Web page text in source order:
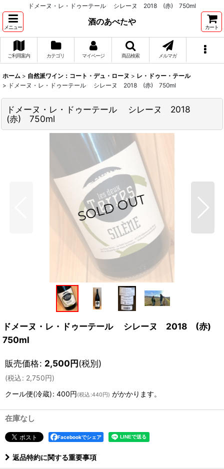
ドメーヌ・レ・ドゥーテール シレーヌ 2018 (赤) 750ml
メニュー
酒のあべたや
カート
ご利用案内 カテゴリ マイページ 商品検索 メルマガ
ホーム > 自然派ワイン：コート・デュ・ローヌ > レ・ドゥー・テール
> ドメーヌ・レ・ドゥーテール シレーヌ 2018 (赤) 750ml
ドメーヌ・レ・ドゥーテール シレーヌ 2018
(赤) 750ml
ドメーヌ・レ・ドゥーテール シレーヌ 2018 (赤)
750ml
販売価格: 2,500円(税別)
(税込: 2,750円)
クール便(冷蔵): 400円(税込 :440円) がかかります。
在庫なし
Facebookでシェア
返品特約に関する重要事項